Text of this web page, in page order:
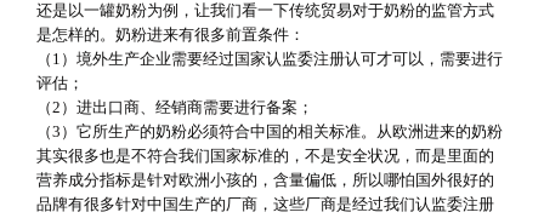
还是以一罐奶粉为例，让我们看一下传统贸易对于奶粉的监管方式
是怎样的。奶粉进来有很多前置条件：
（1）境外生产企业需要经过国家认监委注册认可才可以，需要进行
评估；
（2）进出口商、经销商需要进行备案；
（3）它所生产的奶粉必须符合中国的相关标准。从欧洲进来的奶粉
其实很多也是不符合我们国家标准的，不是安全状况，而是里面的
营养成分指标是针对欧洲小孩的，含量偏低，所以哪怕国外很好的
品牌有很多针对中国生产的厂商，这些厂商是经过我们认监委注册